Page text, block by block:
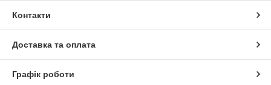
Контакти
Доставка та оплата
Графік роботи